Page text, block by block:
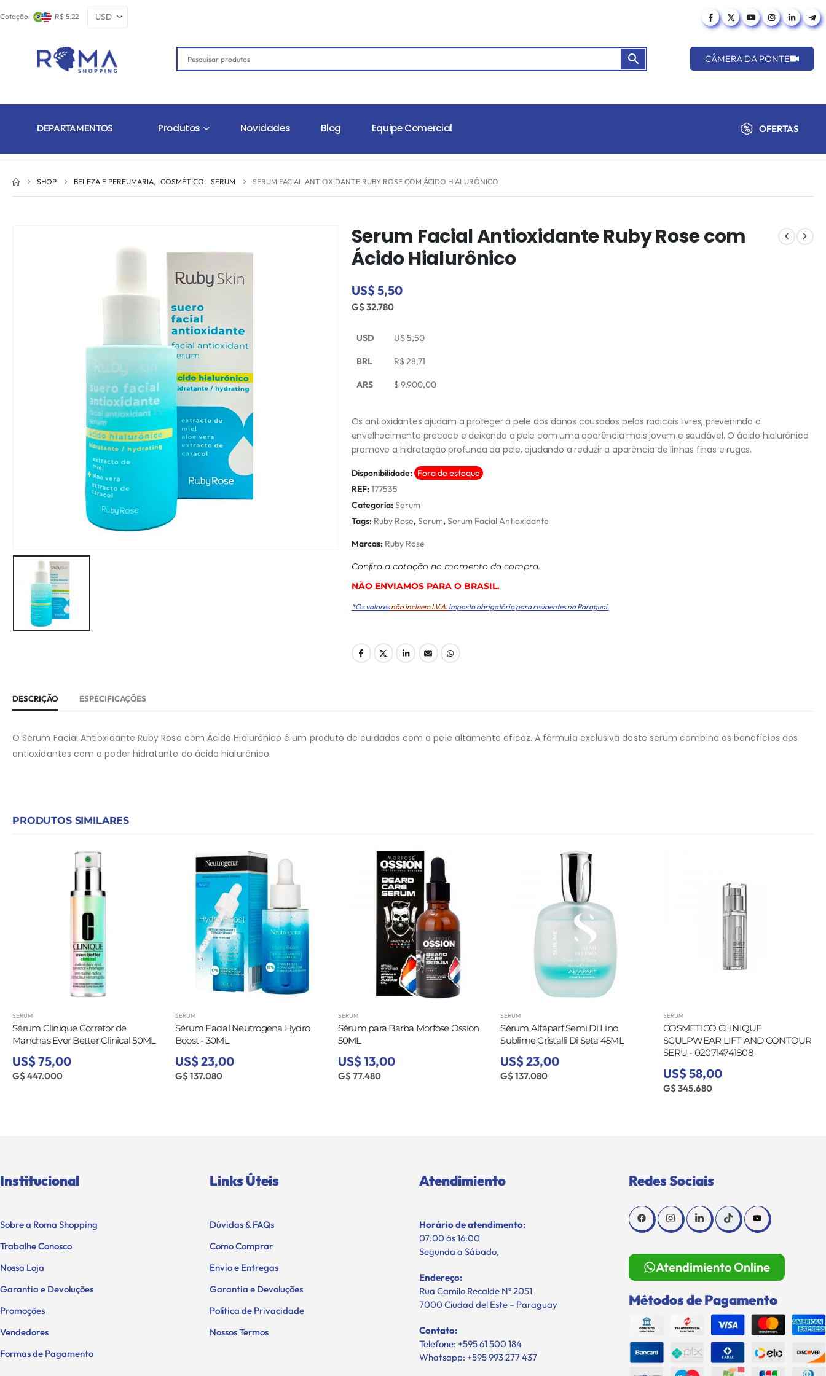
Cotação: R$ 5.22
CÂMERA DA PONTE
DEPARTAMENTOS Produtos Novidades Blog Equipe Comercial OFERTAS
SHOP BELEZA E PERFUMARIA, COSMÉTICO, SERUM SERUM FACIAL ANTIOXIDANTE RUBY ROSE COM ÁCIDO HIALURÔNICO
Serum Facial Antioxidante Ruby Rose com
Ácido Hialurônico
US$ 5,50
G$ 32.780
USD U$5,50
BRL R$28,71
ARS $9.900,00
Os antioxidantes ajudam a proteger a pele dos danos causados pelos radicais livres, prevenindo o
envelhecimento precoce e deixando a pele com uma aparência mais jovem e saudável. O ácido hialurônico
promove a hidratação profunda da pele, ajudando a reduzir a aparência de linhas finas e rugas.
Disponibilidade: Fora de estoque
REF: 177535
Categoria: Serum
Tags: Ruby Rose,Serum,Serum Facial Antioxidante
Marcas: Ruby Rose
Conﬁra a cotação no momento da compra.
NÃO ENVIAMOS PARA O BRASIL.
*Os valoresnão incluem I.V.A. imposto obrigatório para residentes no Paraguai.
DESCRIÇÃO ESPECIFICAÇÕES
O Serum Facial Antioxidante Ruby Rose com Ácido Hialurônico é um produto de cuidados com a pele altamente eficaz. A fórmula exclusiva deste serum combina os benefícios dos
antioxidantes com o poder hidratante do ácido hialurônico.
PRODUTOS SIMILARES
SERUM
Sérum Clinique Corretor de
Manchas Ever Better Clinical 50ML
US$ 75,00
G$ 447.000
SERUM
Sérum Facial Neutrogena Hydro
Boost - 30ML
US$ 23,00
G$ 137.080
SERUM
Sérum para Barba Morfose Ossion
50ML
US$ 13,00
G$ 77.480
SERUM
Sérum Alfaparf Semi Di Lino
Sublime Cristalli Di Seta 45ML
US$ 23,00
G$ 137.080
SERUM
COSMETICO CLINIQUE
SCULPWEAR LIFT AND CONTOUR
SERU - 020714741808
US$ 58,00
G$ 345.680
Institucional
Sobre a Roma Shopping
Trabalhe Conosco
Nossa Loja
Garantia e Devoluções
Promoções
Vendedores
Formas de Pagamento
Links Úteis
Dúvidas & FAQs
Como Comprar
Envio e Entregas
Garantia e Devoluções
Política de Privacidade
Nossos Termos
Atendimiento
Horário de atendimento:
07:00 ás 16:00
Segunda a Sábado,
Endereço:
Rua Camilo Recalde Nº 2051
7000 Ciudad del Este – Paraguay
Contato:
Telefone: +595 61 500 184
Whatsapp: +595 993 277 437
Redes Sociais
Atendimiento Online
Métodos de Pagamento